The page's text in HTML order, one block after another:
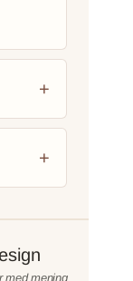
med mening